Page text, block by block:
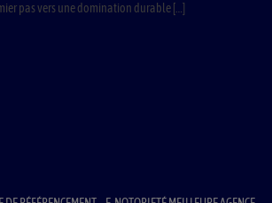
pas vers une domination durable […]